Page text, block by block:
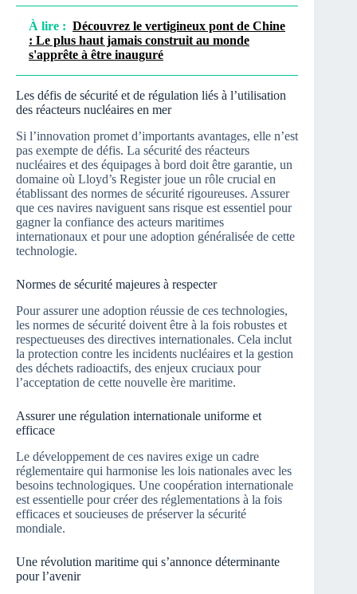
À lire : Découvrez le vertigineux pont de Chine
: Le plus haut jamais construit au monde
s'apprête à être inauguré
Les défis de sécurité et de régulation liés à l’utilisation
des réacteurs nucléaires en mer
Si l’innovation promet d’importants avantages, elle n’est
pas exempte de défis. La sécurité des réacteurs
nucléaires et des équipages à bord doit être garantie, un
domaine où Lloyd’s Register joue un rôle crucial en
établissant des normes de sécurité rigoureuses. Assurer
que ces navires naviguent sans risque est essentiel pour
gagner la confiance des acteurs maritimes
internationaux et pour une adoption généralisée de cette
technologie.
Normes de sécurité majeures à respecter
Pour assurer une adoption réussie de ces technologies,
les normes de sécurité doivent être à la fois robustes et
respectueuses des directives internationales. Cela inclut
la protection contre les incidents nucléaires et la gestion
des déchets radioactifs, des enjeux cruciaux pour
l’acceptation de cette nouvelle ère maritime.
Assurer une régulation internationale uniforme et
efficace
Le développement de ces navires exige un cadre
réglementaire qui harmonise les lois nationales avec les
besoins technologiques. Une coopération internationale
est essentielle pour créer des réglementations à la fois
efficaces et soucieuses de préserver la sécurité
mondiale.
Une révolution maritime qui s’annonce déterminante
pour l’avenir